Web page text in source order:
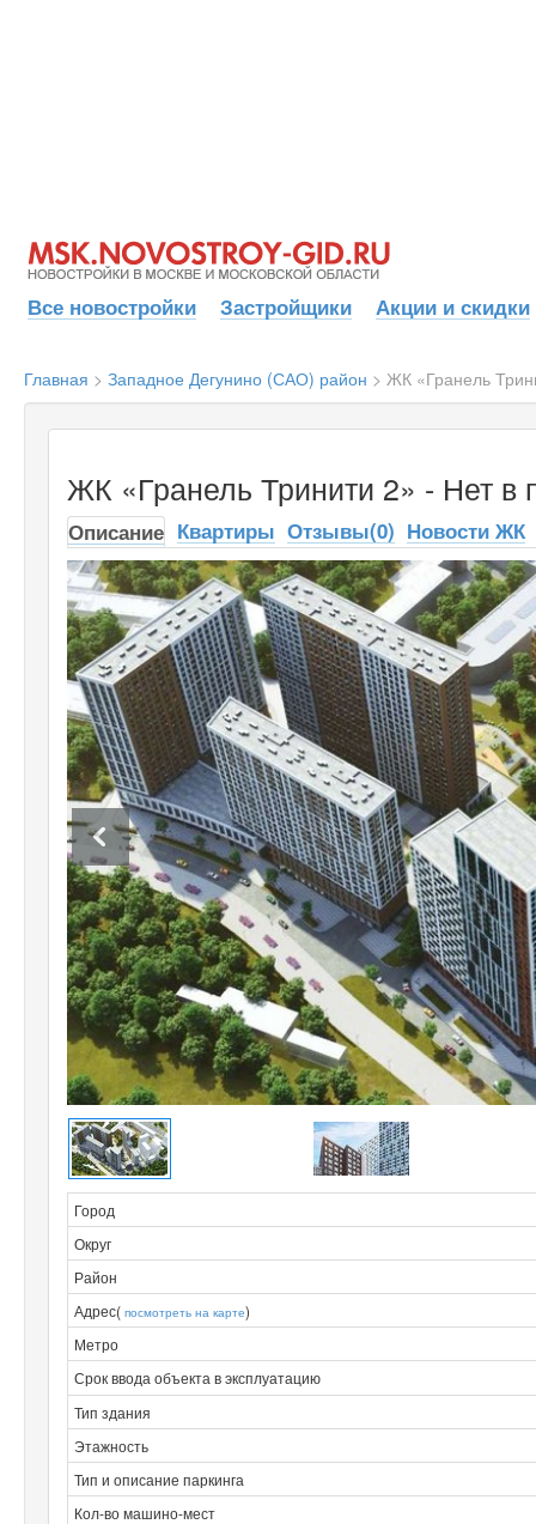
Все новостройки Застройщики Акции и скидки
Главная > Западное Дегунино (САО) район > ЖК «Гранель
ЖК «Гранель Тринити 2» - Нет в
Описание Квартиры Отзывы(0) Новости ЖК
Город
Округ
Район
Адрес( посмотреть на карте)
Метро
Срок ввода объекта в эксплуатацию
Тип здания
Этажность
Тип и описание паркинга
Кол-во машино-мест